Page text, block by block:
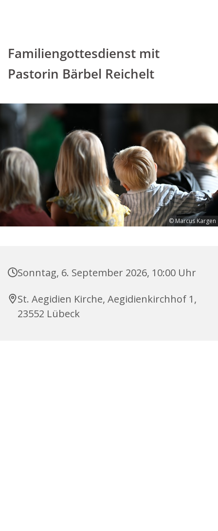
Familiengottesdienst mit
Pastorin Bärbel Reichelt
© Marcus Kargen
Sonntag, 6. September 2026, 10:00 Uhr
St. Aegidien Kirche, Aegidienkirchhof 1,
23552 Lübeck